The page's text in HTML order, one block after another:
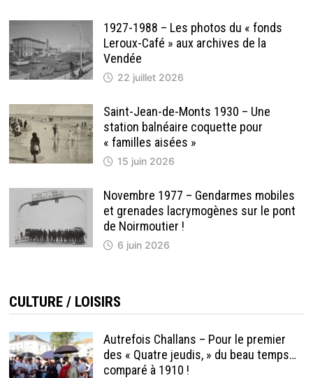
1927-1988 – Les photos du « fonds
Leroux-Café » aux archives de la
Vendée
22 juillet 2026
Saint-Jean-de-Monts 1930 – Une
station balnéaire coquette pour
« familles aisées »
15 juin 2026
Novembre 1977 – Gendarmes mobiles
et grenades lacrymogènes sur le pont
de Noirmoutier !
6 juin 2026
CULTURE / LOISIRS
Autrefois Challans – Pour le premier
des « Quatre jeudis, » du beau temps…
comparé à 1910 !